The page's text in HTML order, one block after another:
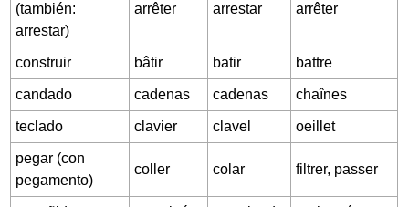
(también:
arrestar)
arrêter arrestar arrêter
construir bâtir batir battre
candado cadenas cadenas chaînes
teclado clavier clavel oeillet
pegar (con
pegamento)
coller colar filtrer, passer